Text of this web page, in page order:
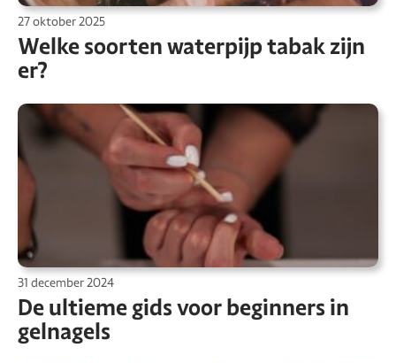
27 oktober 2025
Welke soorten waterpijp tabak zijn
er?
31 december 2024
De ultieme gids voor beginners in
gelnagels